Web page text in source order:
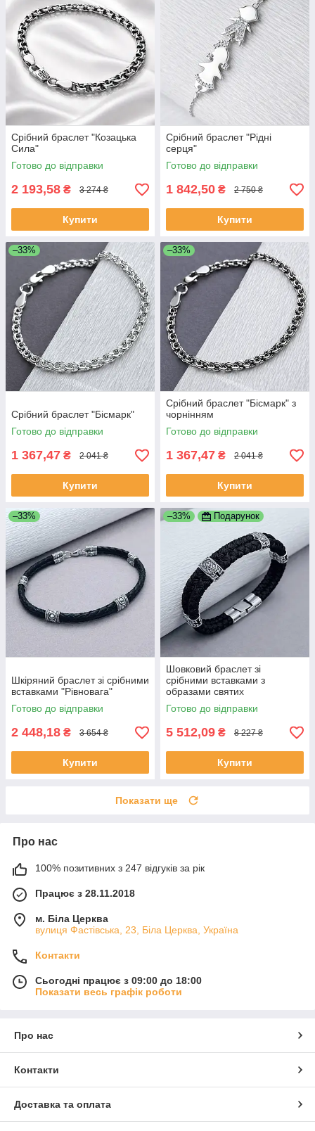
Срібний браслет "Козацька
Сила"
Готово до відправки
2 193,58 ₴ 3 274 ₴
Купити
Срібний браслет "Рідні
серця"
Готово до відправки
1 842,50 ₴ 2 750 ₴
Купити
–33%
Срібний браслет "Бісмарк"
Готово до відправки
1 367,47 ₴ 2 041 ₴
Купити
–33%
Срібний браслет "Бісмарк" з
чорнінням
Готово до відправки
1 367,47 ₴ 2 041 ₴
Купити
–33%
Шкіряний браслет зі срібними
вставками "Рівновага"
Готово до відправки
2 448,18 ₴ 3 654 ₴
Купити
–33% Подарунок
Шовковий браслет зі
срібними вставками з
образами святих
Готово до відправки
5 512,09 ₴ 8 227 ₴
Купити
Показати ще
Про нас
100% позитивних з 247 відгуків за рік
Працює з 28.11.2018
м. Біла Церква
вулиця Фастівська, 23, Біла Церква, Україна
Контакти
Сьогодні працює з 09:00 до 18:00
Показати весь графік роботи
Про нас
Контакти
Доставка та оплата